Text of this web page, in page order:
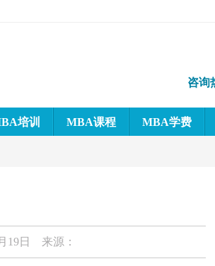
咨询
培训 MBA课程 MBA学费
19日 来源：